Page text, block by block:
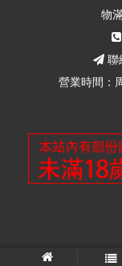
物
聯
營業時間：
(星
©